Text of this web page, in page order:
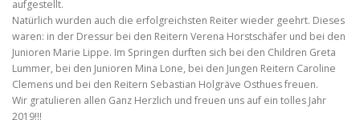
aufgestellt.
Natürlich wurden auch die erfolgreichsten Reiter wieder geehrt. Dieses
waren: in der Dressur bei den Reitern Verena Horstschäfer und bei den
Junioren Marie Lippe. Im Springen durften sich bei den Children Greta
Lummer, bei den Junioren Mina Lone, bei den Jungen Reitern Caroline
Clemens und bei den Reitern Sebastian Holgräve Osthues freuen.
Wir gratulieren allen Ganz Herzlich und freuen uns auf ein tolles Jahr
2019!!!